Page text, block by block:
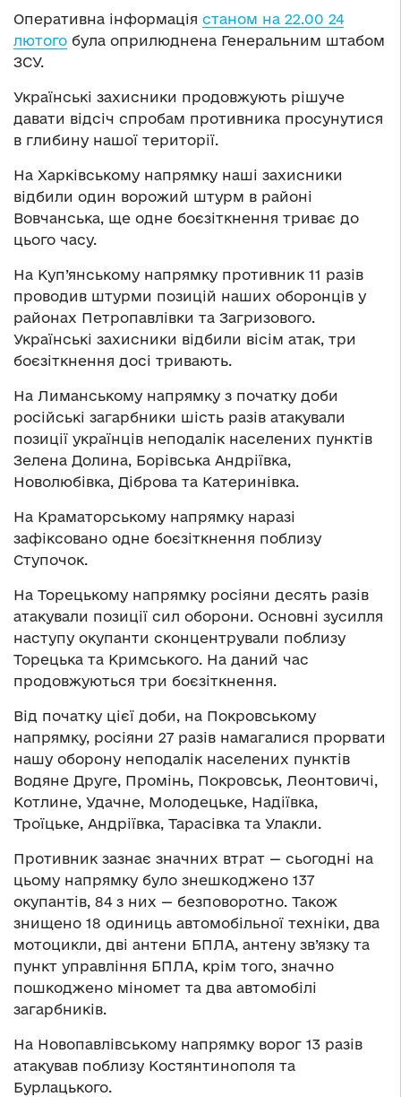
Оперативна інформація станом на 22.00 24
лютого була оприлюднена Генеральним штабом
ЗСУ.
Українські захисники продовжують рішуче
давати відсіч спробам противника просунутися
в глибину нашої території.
На Харківському напрямку наші захисники
відбили один ворожий штурм в районі
Вовчанська, ще одне боєзіткнення триває до
цього часу.
На Куп’янському напрямку противник 11 разів
проводив штурми позицій наших оборонців у
районах Петропавлівки та Загризового.
Українські захисники відбили вісім атак, три
боєзіткнення досі тривають.
На Лиманському напрямку з початку доби
російські загарбники шість разів атакували
позиції українців неподалік населених пунктів
Зелена Долина, Борівська Андріївка,
Новолюбівка, Діброва та Катеринівка.
На Краматорському напрямку наразі
зафіксовано одне боєзіткнення поблизу
Ступочок.
На Торецькому напрямку росіяни десять разів
атакували позиції сил оборони. Основні зусилля
наступу окупанти сконцентрували поблизу
Торецька та Кримського. На даний час
продовжуються три боєзіткнення.
Від початку цієї доби, на Покровському
напрямку, росіяни 27 разів намагалися прорвати
нашу оборону неподалік населених пунктів
Водяне Друге, Промінь, Покровськ, Леонтовичі,
Котлине, Удачне, Молодецьке, Надіївка,
Троїцьке, Андріївка, Тарасівка та Улакли.
Противник зазнає значних втрат — сьогодні на
цьому напрямку було знешкоджено 137
окупантів, 84 з них — безповоротно. Також
знищено 18 одиниць автомобільної техніки, два
мотоцикли, дві антени БПЛА, антену зв’язку та
пункт управління БПЛА, крім того, значно
пошкоджено міномет та два автомобілі
загарбників.
На Новопавлівському напрямку ворог 13 разів
атакував поблизу Костянтинополя та
Бурлацького.